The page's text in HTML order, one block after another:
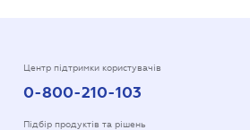
Центр підтримки користувачів
0-800-210-103
Підбір продуктів та рішень